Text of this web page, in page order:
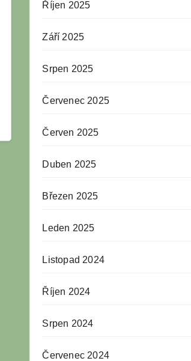
Říjen 2025
Září 2025
Srpen 2025
Červenec 2025
Červen 2025
Duben 2025
Březen 2025
Leden 2025
Listopad 2024
Říjen 2024
Srpen 2024
Červenec 2024